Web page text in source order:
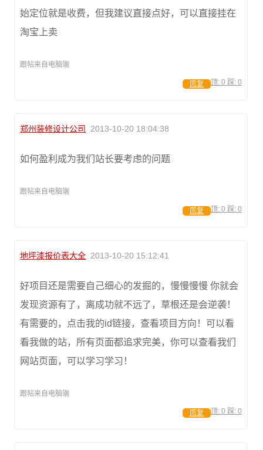
始定位就是收费，但我建议直接点好，可以直接挂在
淘宝上卖
跟帖来自电脑端
顶: 0 踩: 0
回复
郑州装修设计公司 2013-10-20 18:04:38
如何盈利成为我们站长要考虑的问题
跟帖来自电脑端
顶: 0 踩: 0
回复
地坪漆报价表大全 2013-10-20 15:12:41
好项目还是需要自己细心的发掘的，慢慢慢慢 你就会
发现资源有了，离成功就不远了，草根还是会逆袭！
有需要的，点击我的id链接，查看项目方向！可以看
看我做的站，所有页面都追求完美，你可以查看我们
网站页面，可以学习学习！
跟帖来自电脑端
顶: 0 踩: 0
回复